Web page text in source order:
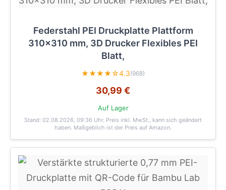
Federstahl PEI Druckplatte Plattform
310x310 mm, 3D Drucker Flexibles PEI
Blatt,
★★★★☆4.3(968)
30,99 €
Auf Lager
Stand: 02.08.2026, 09:36 Uhr. Preis inkl. MwSt., kann sich geändert
haben. Maßgeblich ist der Preis auf Amazon.